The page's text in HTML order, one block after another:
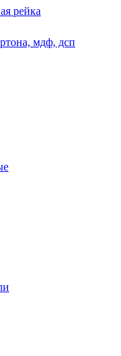
рейка
мдф, дсп